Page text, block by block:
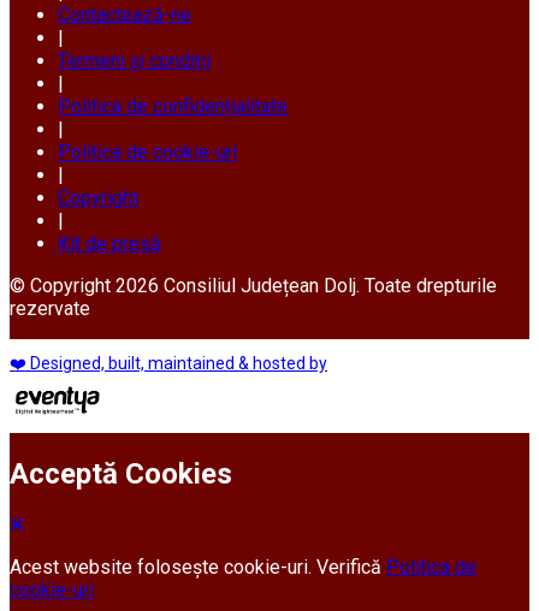
Contactează-ne
|
Termeni și condiții
|
Politica de confidențialitate
|
Politica de cookie-uri
|
Copyright
|
Kit de presă
© Copyright 2026 Consiliul Județean Dolj. Toate drepturile
rezervate
❤️ Designed, built, maintained & hosted by
Acceptă Cookies
Acest website folosește cookie-uri. Verifică Politica de
cookie-uri